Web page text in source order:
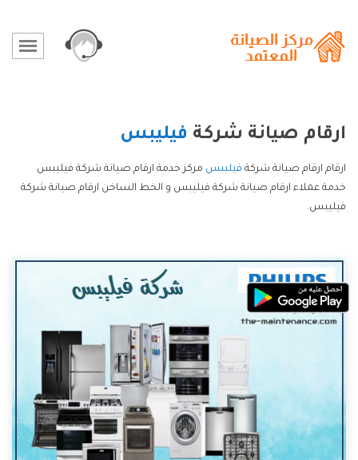
ارقام صيانة شركة فيليبس
ارقام ارقام صيانة شركة فيليبس مركز خدمة ارقام صيانة شركة فيليبس
خدمة عملاء ارقام صيانة شركة فيليبس و الخط الساخن ارقام صيانة شركة
فيليبس.